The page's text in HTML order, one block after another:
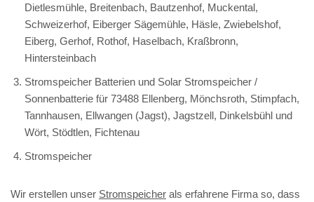
Dietlesmühle, Breitenbach, Bautzenhof, Muckental,
Schweizerhof, Eiberger Sägemühle, Häsle, Zwiebelshof,
Eiberg, Gerhof, Rothof, Haselbach, Kraßbronn,
Hintersteinbach
Stromspeicher Batterien und Solar Stromspeicher /
Sonnenbatterie für 73488 Ellenberg, Mönchsroth, Stimpfach,
Tannhausen, Ellwangen (Jagst), Jagstzell, Dinkelsbühl und
Wört, Stödtlen, Fichtenau
Stromspeicher
Wir erstellen unser Stromspeicher als erfahrene Firma so, dass